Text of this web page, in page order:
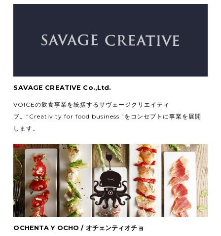
SAVAGE CREATIVE Co.,Ltd.
VOICEの飲食事業を統括するサヴェージクリエイティ
ブ。“Creativity for food business.”をコンセプトに事業を展開
します。
OCHENTA Y OCHO / オチェンティオチョ